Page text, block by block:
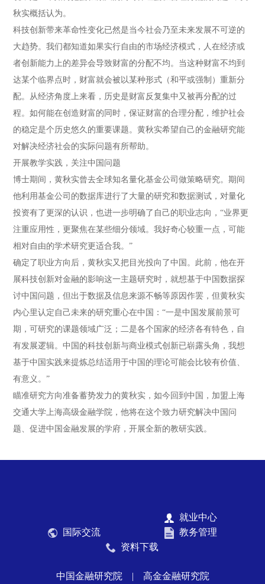
秋实概括认为。
科技创新带来革命性变化已然是当今社会乃至未来发展不可逆的
大趋势。我们都知道如果实行自由的市场经济模式，人在经济或
者创新能力上的差异会导致财富的分配不均。当这种财富不均到
达某个临界点时，财富就会被以某种形式（和平或强制）重新分
配。从经济角度上来看，历史是财富反复集中又被再分配的过
程。如何能在创造财富的同时，保证财富的合理分配，维护社会
的稳定是个历史悠久的重要课题。黄秋实希望自己的金融研究能
对解决经济社会的实际问题有所帮助。
开展教学实践，关注中国问题
博士期间，黄秋实曾去全球知名量化基金公司做策略研究。期间
他利用基金公司的数据库进行了大量的研究和数据测试，对量化
投资有了更深的认识，也进一步明确了自己的职业志向，“业界更
注重应用性，更聚焦在某些细分领域。我好奇心较重一点，可能
相对自由的学术研究更适合我。”
确定了职业方向后，黄秋实又把目光投向了中国。此前，他在开
展科技创新对金融的影响这一主题研究时，就想基于中国数据探
讨中国问题，但出于数据及信息来源不畅等原因作罢，但黄秋实
内心里认定自己未来的研究重心在中国：“一是中国发展前景可
期，可研究的课题领域广泛；二是各个国家的经济各有特色，自
有发展逻辑。中国的科技创新与商业模式创新已崭露头角，我想
基于中国实践来提炼总结适用于中国的理论可能会比较有价值、
有意义。”
瞄准研究方向准备蓄势发力的黄秋实，如今回到中国，加盟上海
交通大学上海高级金融学院，他将在这个致力研究解决中国问
题、促进中国金融发展的学府，开展全新的教研实践。
就业中心
国际交流
教务管理
资料下载
中国金融研究院 | 高金金融研究院